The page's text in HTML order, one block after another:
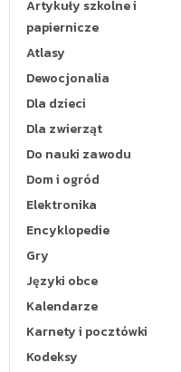
Artykuły szkolne i
papiernicze
Atlasy
Dewocjonalia
Dla dzieci
Dla zwierząt
Do nauki zawodu
Dom i ogród
Elektronika
Encyklopedie
Gry
Języki obce
Kalendarze
Karnety i pocztówki
Kodeksy